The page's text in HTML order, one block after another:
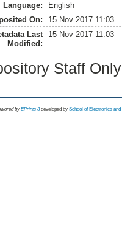
Language:
English
On:
15 Nov 2017 11:03
Last
Modified:
15 Nov 2017 11:03
Staff
byEPrints 3 developed by School of Electronics